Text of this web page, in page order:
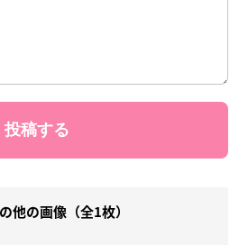
他の画像（全1枚）